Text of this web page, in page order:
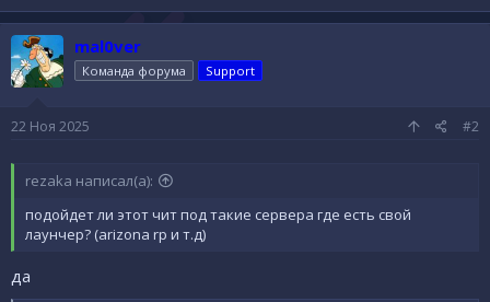
mal0ver
Команда форума Support
22 Ноя 2025 #2
rezaka написал(а):
подойдет ли этот чит под такие сервера где есть свой
лаунчер? (arizona rp и т.д)
да